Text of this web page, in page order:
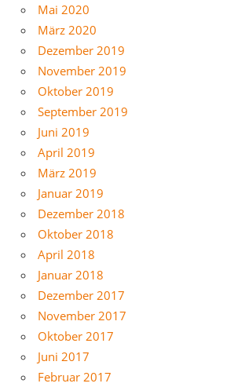
Mai 2020
März 2020
Dezember 2019
November 2019
Oktober 2019
September 2019
Juni 2019
April 2019
März 2019
Januar 2019
Dezember 2018
Oktober 2018
April 2018
Januar 2018
Dezember 2017
November 2017
Oktober 2017
Juni 2017
Februar 2017